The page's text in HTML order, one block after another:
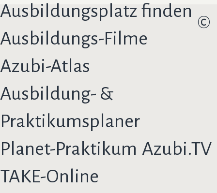
Ausbildungsplatz finden
Ausbildungs-Filme
Azubi-Atlas
Ausbildung- &
Praktikumsplaner
Planet-Praktikum Azubi.TV
TAKE-Online
©